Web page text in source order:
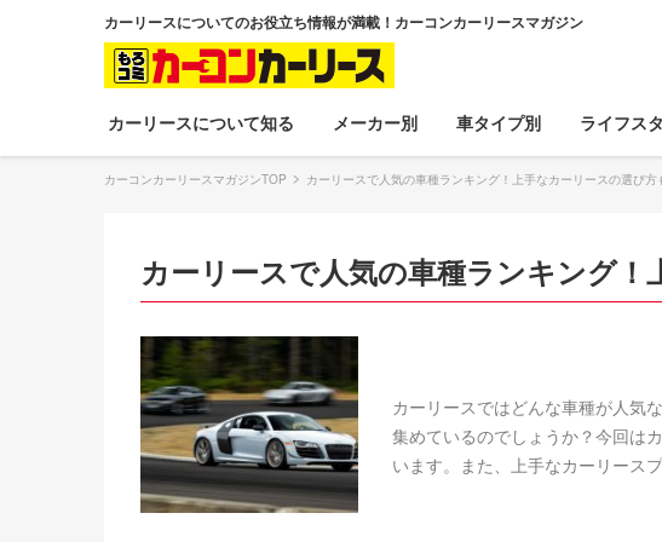
カーリースについてのお役立ち情報が満載！カーコンカーリースマガジン
カーリースについて知る メーカー別 車タイプ別 ライフス
カーコンカーリースマガジンTOP カーリースで人気の車種ランキング！上手なカーリースの選び方
カーリースで人気の車種ランキング
カーリースではどんな車種が人気
集めているのでしょうか？今回は
います。また、上手なカーリース